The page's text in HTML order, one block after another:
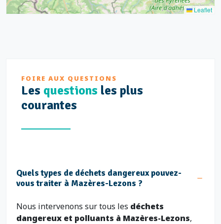
Leaflet
FOIRE AUX QUESTIONS
Les questions les plus
courantes
Quels types de déchets dangereux pouvez-
vous traiter à Mazères-Lezons ?
Nous intervenons sur tous les déchets
dangereux et polluants à Mazères-Lezons,